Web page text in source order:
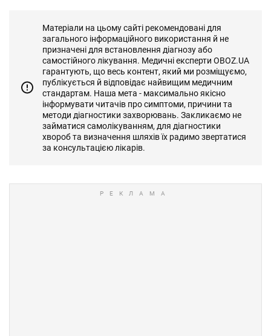
Матеріали на цьому сайті рекомендовані для
загального інформаційного використання й не
призначені для встановлення діагнозу або
самостійного лікування. Медичні експерти OBOZ.UA
гарантують, що весь контент, який ми розміщуємо,
публікується й відповідає найвищим медичним
стандартам. Наша мета - максимально якісно
інформувати читачів про симптоми, причини та
методи діагностики захворювань. Закликаємо не
займатися самолікуванням, для діагностики
хвороб та визначення шляхів їх радимо звертатися
за консультацією лікарів.